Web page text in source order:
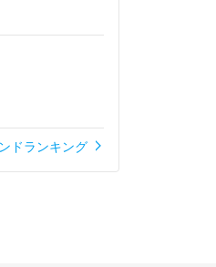
ドランキング